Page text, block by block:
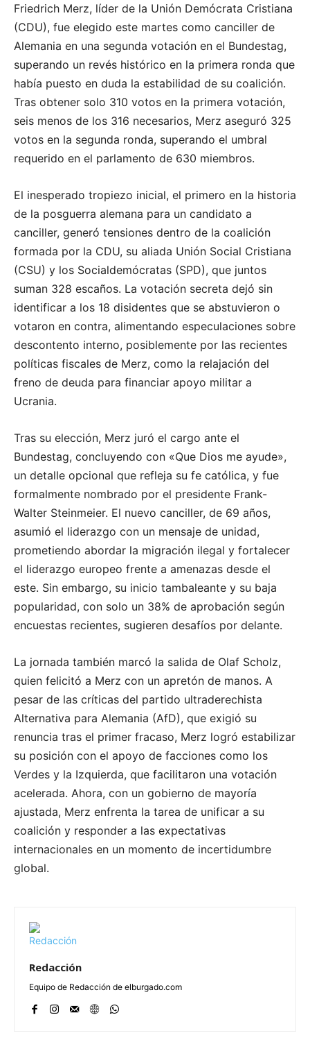
Friedrich Merz, líder de la Unión Demócrata Cristiana
(CDU), fue elegido este martes como canciller de
Alemania en una segunda votación en el Bundestag,
superando un revés histórico en la primera ronda que
había puesto en duda la estabilidad de su coalición.
Tras obtener solo 310 votos en la primera votación,
seis menos de los 316 necesarios, Merz aseguró 325
votos en la segunda ronda, superando el umbral
requerido en el parlamento de 630 miembros.
El inesperado tropiezo inicial, el primero en la historia
de la posguerra alemana para un candidato a
canciller, generó tensiones dentro de la coalición
formada por la CDU, su aliada Unión Social Cristiana
(CSU) y los Socialdemócratas (SPD), que juntos
suman 328 escaños. La votación secreta dejó sin
identificar a los 18 disidentes que se abstuvieron o
votaron en contra, alimentando especulaciones sobre
descontento interno, posiblemente por las recientes
políticas fiscales de Merz, como la relajación del
freno de deuda para financiar apoyo militar a
Ucrania.
Tras su elección, Merz juró el cargo ante el
Bundestag, concluyendo con «Que Dios me ayude»,
un detalle opcional que refleja su fe católica, y fue
formalmente nombrado por el presidente Frank-
Walter Steinmeier. El nuevo canciller, de 69 años,
asumió el liderazgo con un mensaje de unidad,
prometiendo abordar la migración ilegal y fortalecer
el liderazgo europeo frente a amenazas desde el
este. Sin embargo, su inicio tambaleante y su baja
popularidad, con solo un 38% de aprobación según
encuestas recientes, sugieren desafíos por delante.
La jornada también marcó la salida de Olaf Scholz,
quien felicitó a Merz con un apretón de manos. A
pesar de las críticas del partido ultraderechista
Alternativa para Alemania (AfD), que exigió su
renuncia tras el primer fracaso, Merz logró estabilizar
su posición con el apoyo de facciones como los
Verdes y la Izquierda, que facilitaron una votación
acelerada. Ahora, con un gobierno de mayoría
ajustada, Merz enfrenta la tarea de unificar a su
coalición y responder a las expectativas
internacionales en un momento de incertidumbre
global.
Redacción
Equipo de Redacción de elburgado.com